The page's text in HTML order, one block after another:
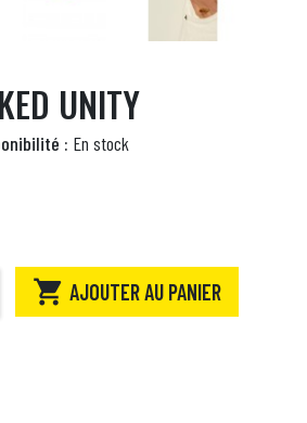
UNITY
: En stock
 AJOUTER AU PANIER